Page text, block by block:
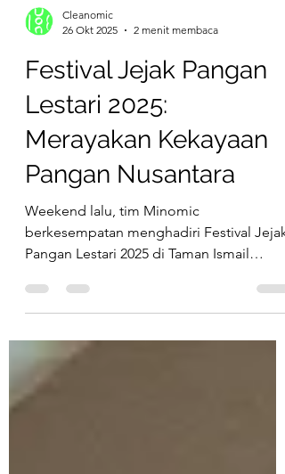
26 Okt 2025
2 menit membaca
Festival Jejak Pangan
Lestari 2025:
Merayakan Kekayaan
Pangan Nusantara
Weekend lalu, tim Minomic
Pangan Lestari 2025 di Taman Ismail
Marzuki. Acara ini diselenggarakan oleh
Koalisi Sistem Pangan Lestari (KSPL)
dalam rangka merayakan Hari Pangan
Sedunia yang jatuh setiap 16 Oktober. Ini
bukan sekadar perayaan biasa, tapi